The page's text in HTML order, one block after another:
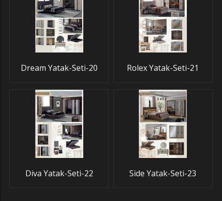
Dream Yatak-Seti-20 Rolex Yatak-Seti-21
Diva Yatak-Seti-22 Side Yatak-Seti-23